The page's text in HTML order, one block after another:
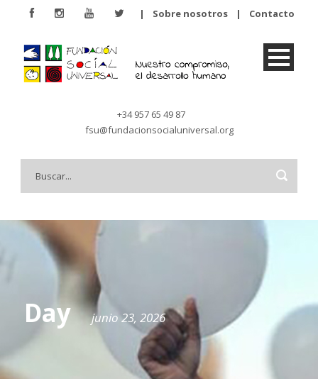
| Sobre nosotros | Contacto
+34 957 65 49 87
fsu@fundacionsocialuniversal.org
Day junio 23, 2026